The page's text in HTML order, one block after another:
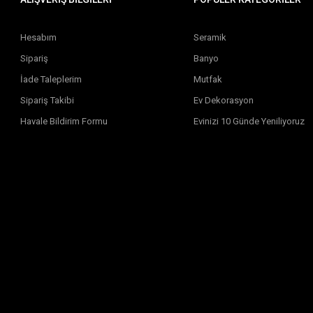
Hesabım
Sipariş
İade Taleplerim
Sipariş Takibi
Havale Bildirim Formu
Seramik
Banyo
Mutfak
Ev Dekorasyon
Evinizi 10 Günde Yeniliyoruz